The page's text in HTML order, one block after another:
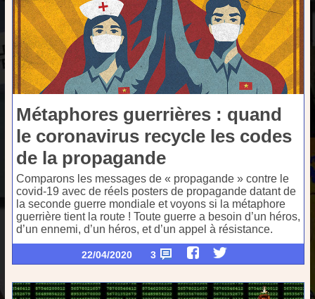
Métaphores guerrières : quand
le coronavirus recycle les codes
de la propagande
Comparons les messages de « propagande » contre le
covid-19 avec de réels posters de propagande datant de
la seconde guerre mondiale et voyons si la métaphore
guerrière tient la route ! Toute guerre a besoin d’un héros,
d’un ennemi, d’un héros, et d’un appel à résistance.
22/04/2020 3